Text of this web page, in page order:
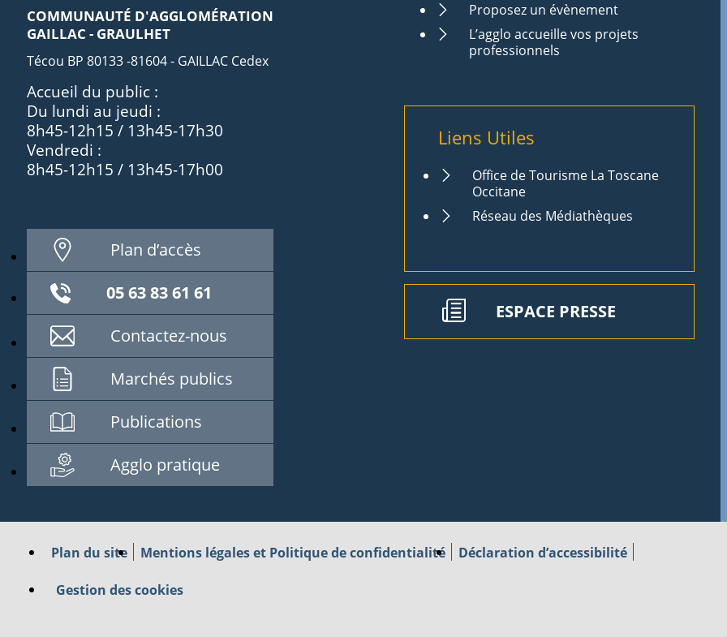
COMMUNAUTÉ D'AGGLOMÉRATION
GAILLAC - GRAULHET
Técou BP 80133 -81604 - GAILLAC Cedex
Accueil du public :
Du lundi au jeudi :
8h45-12h15 / 13h45-17h30
Vendredi :
8h45-12h15 / 13h45-17h00
Plan d’accès
05 63 83 61 61
Contactez-nous
Marchés publics
Publications
Agglo pratique
Proposez un évènement
L’agglo accueille vos projets
professionnels
Liens Utiles
Office de Tourisme La Toscane
Occitane
Réseau des Médiathèques
ESPACE PRESSE
Plan du site Mentions légales et Politique de confidentialité Déclaration d’accessibilité
Gestion des cookies